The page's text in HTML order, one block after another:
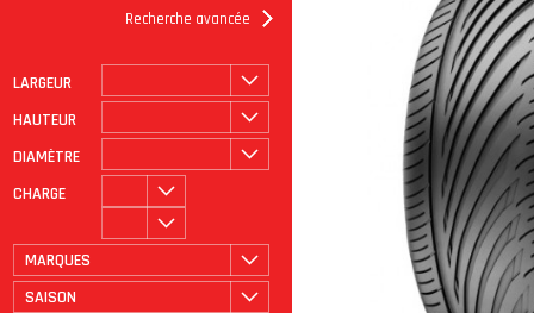
Recherche avancée
LARGEUR
HAUTEUR
DIAMÈTRE
CHARGE
MARQUES
SAISON
ROULAGE À PLAT